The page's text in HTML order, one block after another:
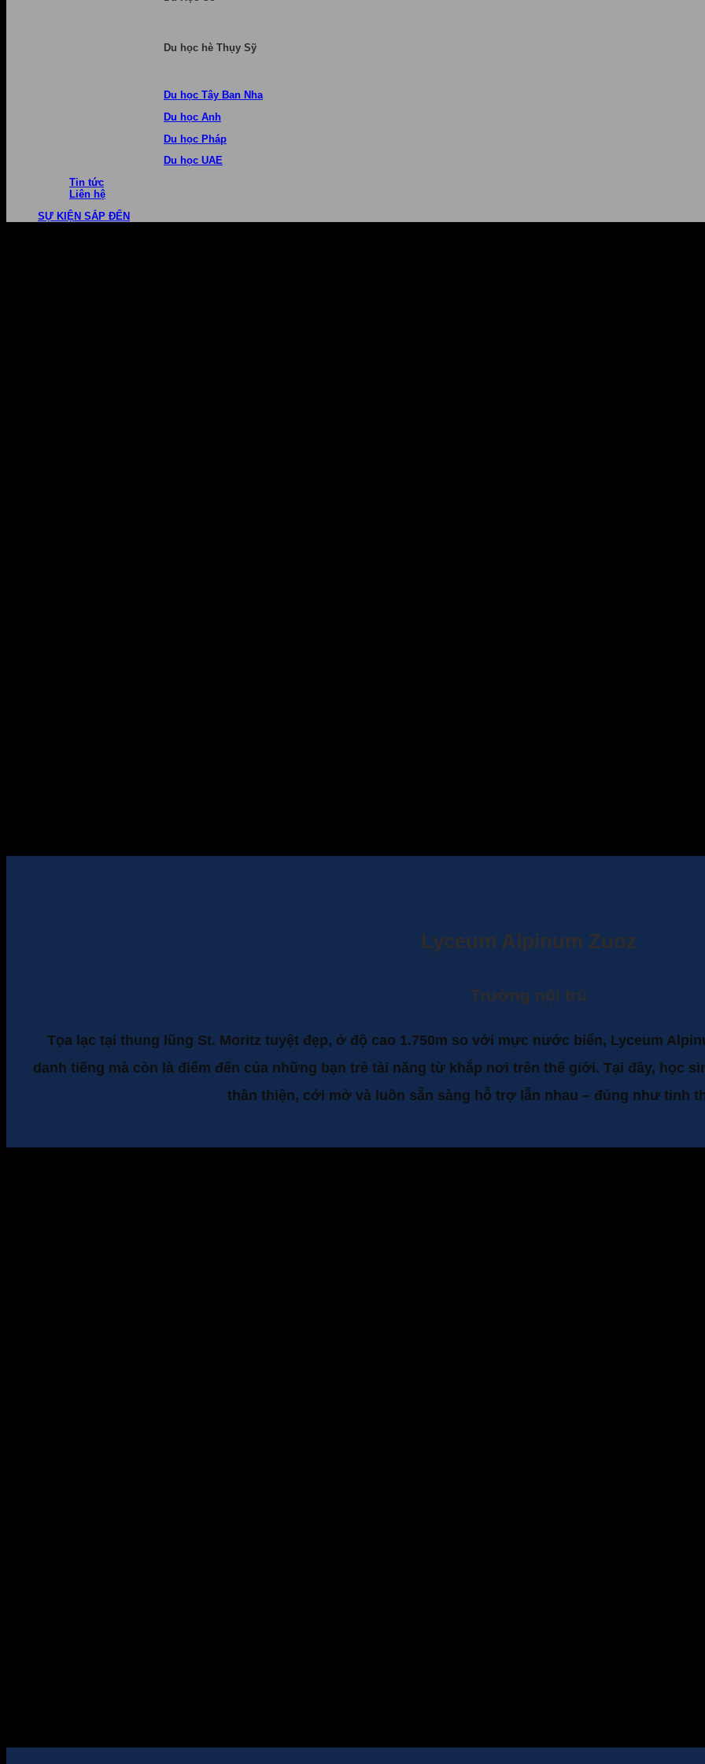
Du học hè Thụy Sỹ
Du học Tây Ban Nha
Du học Anh
Du học Pháp
Du học UAE
Tin tức
Liên hệ
SỰ KIỆN SẮP ĐẾN
Lyceum Alpinum Zuoz
Trường nội trú
Tọa lạc tại thung lũng St. Moritz tuyệt đẹp, ở độ cao 1.750m so với mực nước biển, Lyceum
danh tiếng mà còn là điểm đến của những bạn trẻ tài năng từ khắp nơi trên thế giới. Tại đây, học
thân thiện, cởi mở và luôn sẵn sàng hỗ trợ lẫn nhau – đúng như tinh